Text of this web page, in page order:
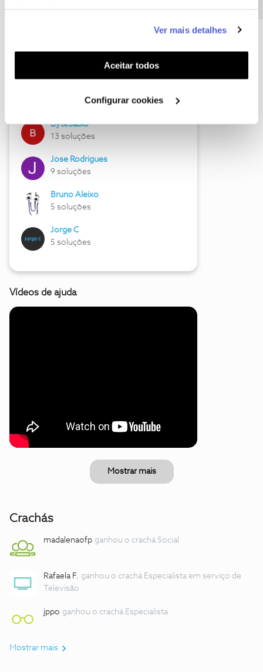
funcionalidades (cookies de personalização e
funcionalidade) e adaptar anúncios aos seus interesses
(cookies de publicidade personalizada). Pode gerir a
utilização dos cookies clicando em "Configurar
Ver mais detalhes
Aceitar todos
Configurar cookies
Hall of Fame de julho
17 soluções
ByteSábio
13 soluções
Jose Rodrigues
9 soluções
Bruno Aleixo
5 soluções
Jorge C
5 soluções
Vídeos de ajuda
Mostrar mais
Crachás
madalenaofp ganhou o crachá Social
Rafaela F. ganhou o crachá Especialista em serviço de
Televisão
jppo ganhou o crachá Especialista
Mostrar mais